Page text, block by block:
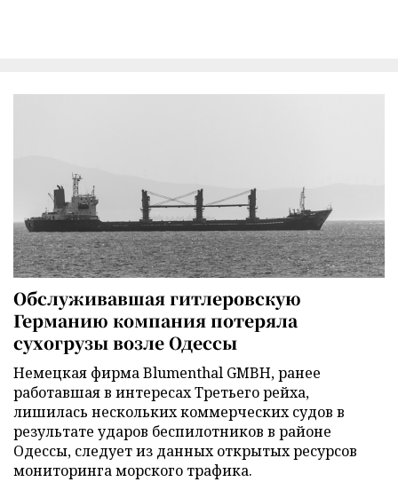
Обслуживавшая гитлеровскую
Германию компания потеряла
сухогрузы возле Одессы
Немецкая фирма Blumenthal GMBH, ранее
работавшая в интересах Третьего рейха,
лишилась нескольких коммерческих судов в
результате ударов беспилотников в районе
Одессы, следует из данных открытых ресурсов
мониторинга морского трафика.